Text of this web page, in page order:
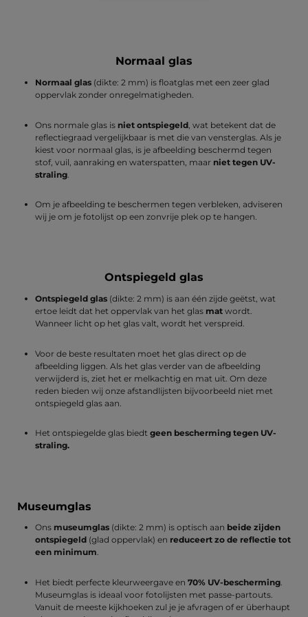
Normaal glas
Normaal glas(dikte: 2 mm) is floatglas met een zeer glad
oppervlak zonder onregelmatigheden.
Ons normale glas is niet ontspiegeld, wat betekent dat de
reflectiegraad vergelijkbaar is met die van vensterglas. Als je
kiest voor normaal glas, is je afbeelding beschermd tegen
stof, vuil, aanraking en waterspatten, maar niet tegen UV-
straling.
Om je afbeelding te beschermen tegen verbleken, adviseren
wij je om je fotolijst op een zonvrije plek op te hangen.
Ontspiegeld glas
Ontspiegeld glas(dikte: 2 mm) is aan één zijde geëtst, wat
ertoe leidt dat het oppervlak van het glas matwordt.
Wanneer licht op het glas valt, wordt het verspreid.
Voor de beste resultaten moet het glas direct op de
afbeelding liggen. Als het glas verder van de afbeelding
verwijderd is, ziet het er melkachtig en mat uit. Om deze
reden bieden wij onze afstandlijsten bijvoorbeeld niet met
ontspiegeld glas aan.
Het ontspiegelde glas biedt geen bescherming tegen UV-
straling.
Museumglas
Ons museumglas (dikte: 2 mm) is optisch aan beide zijden
ontspiegeld(glad oppervlak) en reduceert zo de reflectie tot
een minimum.
Het biedt perfecte kleurweergave en 70% UV-bescherming.
Museumglas is ideaal voor fotolijsten met passe-partouts.
Vanuit de meeste kijkhoeken zul je je afvragen of er überhaupt